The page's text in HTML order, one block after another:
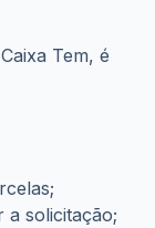
Tem, é
a solicitação;